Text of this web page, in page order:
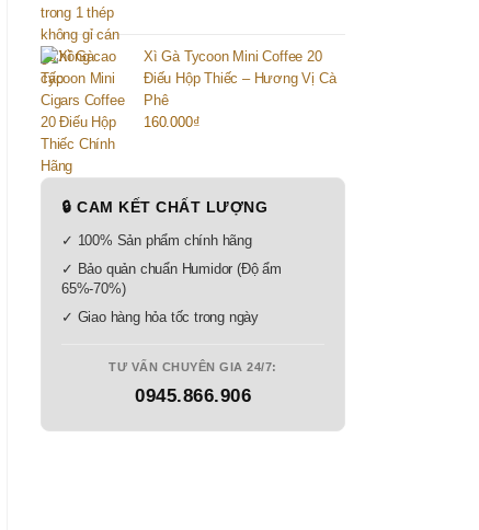
Xì Gà Tycoon Mini Coffee 20
Điếu Hộp Thiếc – Hương Vị Cà
Phê
160.000₫
🔒 CAM KẾT CHẤT LƯỢNG
✓ 100% Sản phẩm chính hãng
✓ Bảo quản chuẩn Humidor (Độ ẩm
65%-70%)
✓ Giao hàng hỏa tốc trong ngày
TƯ VẤN CHUYÊN GIA 24/7:
0945.866.906